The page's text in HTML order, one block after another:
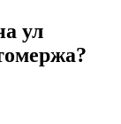
ул